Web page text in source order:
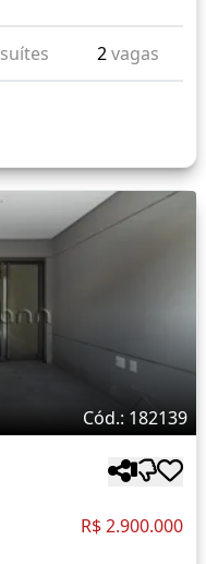
suítes 2vagas
Cód.: 182139
R$ 2.900.000